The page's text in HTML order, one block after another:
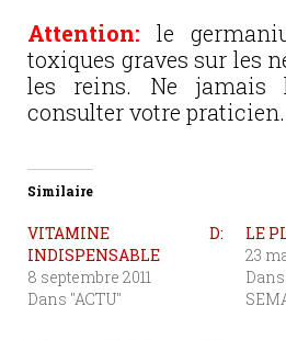
Attention: le
toxiques graves sur les
les reins. Ne jamais
consulter votre praticien.
Similaire
VITAMINE D:
INDISPENSABLE
8 septembre 2011
Dans "ACTU"
LE
23